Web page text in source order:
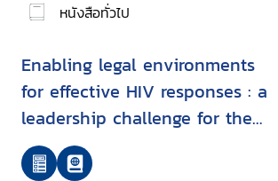
หนังสือทั่วไป
Enabling legal environments
for effective HIV responses : a
leadership challenge for the
Commonwealth